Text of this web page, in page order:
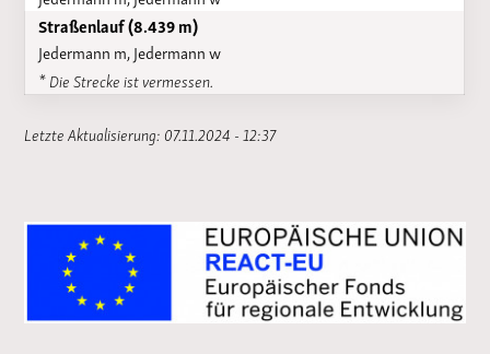
Straßenlauf (8.439 m)
Jedermann m, Jedermann w
* Die Strecke ist vermessen.
Letzte Aktualisierung: 07.11.2024 - 12:37